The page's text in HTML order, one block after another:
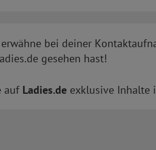
bei deiner
gesehen hast!
auf Ladies.de exklusive Inhalte